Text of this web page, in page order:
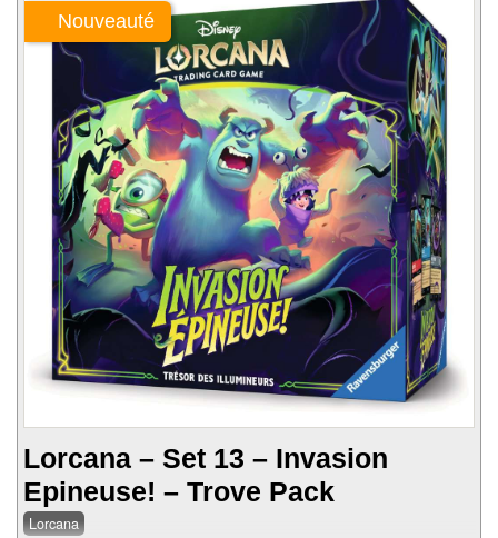
Nouveauté
Lorcana – Set 13 – Invasion
Epineuse! – Trove Pack
Lorcana